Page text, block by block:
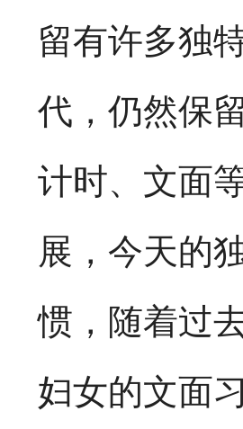
留有许多独
代，仍然保
计时、文面
展，今天的
惯，随着过
妇女的文面